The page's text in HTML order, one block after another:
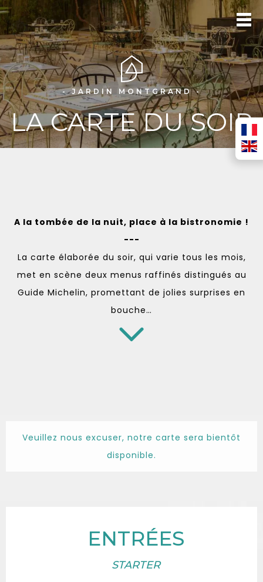
- JARDIN MONTGRAND -
LA CARTE DU SOIR
A la tombée de la nuit, place à la bistronomie !
---
La carte élaborée du soir, qui varie tous les mois,
met en scène deux menus raffinés distingués au
Guide Michelin, promettant de jolies surprises en
bouche…
Veuillez nous excuser, notre carte sera bientôt
disponible.
ENTRÉES
STARTER